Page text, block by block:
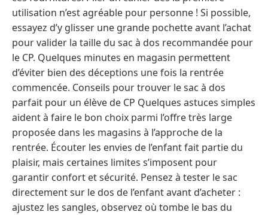
utilisation n’est agréable pour personne ! Si possible,
essayez d’y glisser une grande pochette avant l’achat
pour valider la taille du sac à dos recommandée pour
le CP. Quelques minutes en magasin permettent
d’éviter bien des déceptions une fois la rentrée
commencée. Conseils pour trouver le sac à dos
parfait pour un élève de CP Quelques astuces simples
aident à faire le bon choix parmi l’offre très large
proposée dans les magasins à l’approche de la
rentrée. Écouter les envies de l’enfant fait partie du
plaisir, mais certaines limites s’imposent pour
garantir confort et sécurité. Pensez à tester le sac
directement sur le dos de l’enfant avant d’acheter :
ajustez les sangles, observez où tombe le bas du